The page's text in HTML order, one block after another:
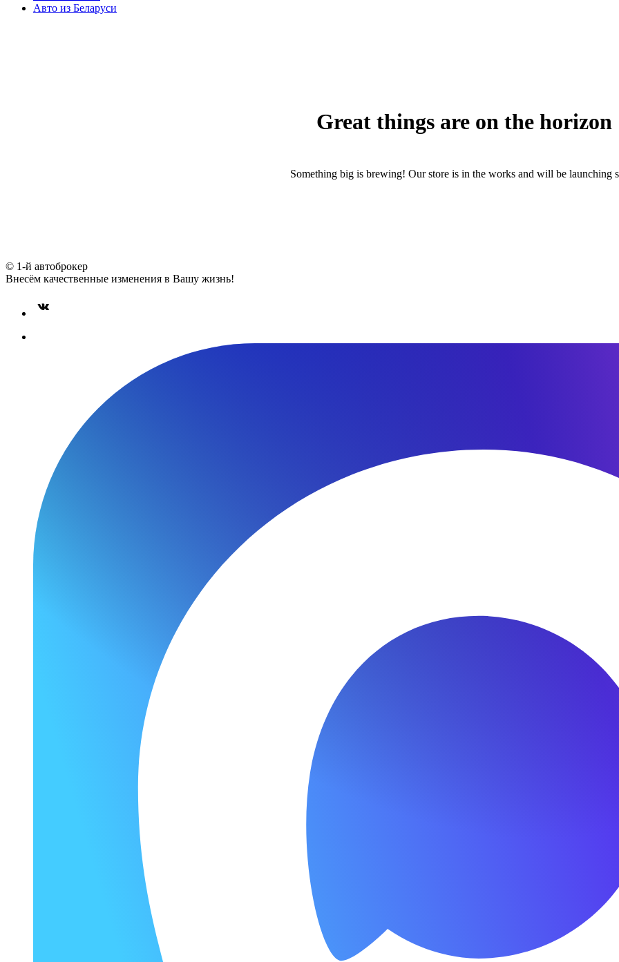
Авто из Беларуси
Great things are on the horizon
Something big is brewing! Our store is in the works and will be launching
© 1-й автоброкер
Внесём качественные изменения в Вашу жизнь!